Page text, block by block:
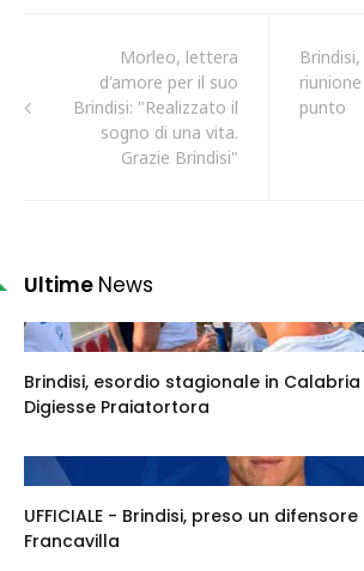
Morleo, lettera
d'amore per il suo
Brindisi: "Realizzato il
sogno di una vita.
Grazie Brindisi"
punto
Ultime News
Brindisi, esordio stagionale in
Digiesse Praiatortora
UFFICIALE - Brindisi, preso un
Francavilla